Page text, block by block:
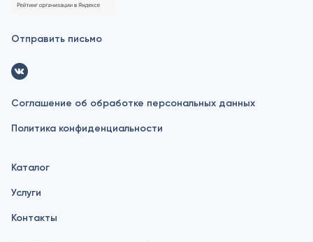
Отправить письмо
Соглашение об обработке персональных данных
Политика конфиденциальности
Каталог
Услуги
Контакты